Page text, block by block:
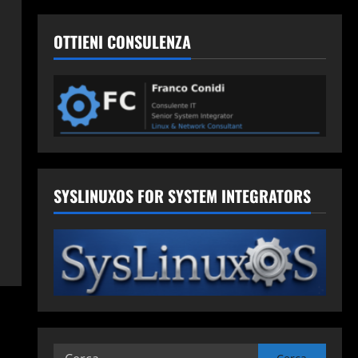
OTTIENI CONSULENZA
SYSLINUXOS FOR SYSTEM INTEGRATORS
Ricerca